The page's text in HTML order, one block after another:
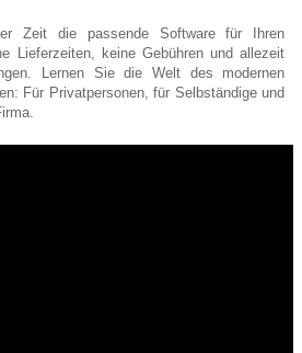
Zeit die passende Software für Ihren
Lieferzeiten, keine Gebühren und allezeit
Lernen Sie die Welt des modernen
Für Privatpersonen, für Selbständige und